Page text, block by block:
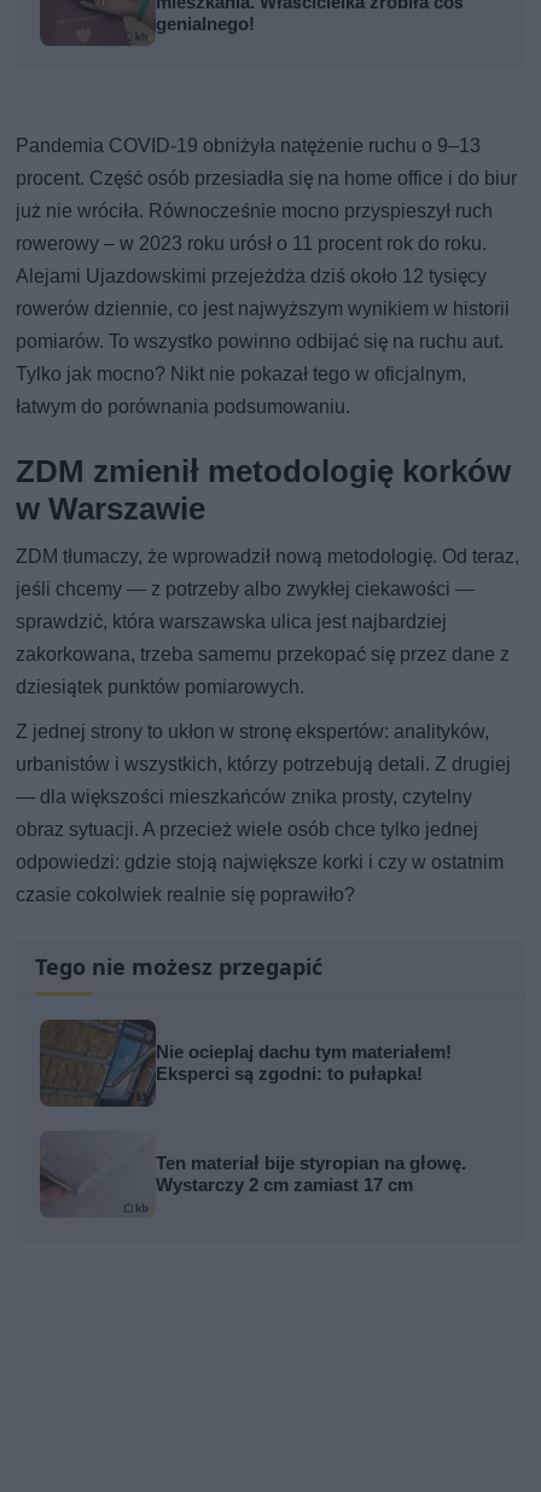
genialnego!
Pandemia COVID-19 obniżyła natężenie ruchu o 9–13
procent. Część osób przesiadła się na home office i do biur
już nie wróciła. Równocześnie mocno przyspieszył ruch
rowerowy – w 2023 roku urósł o 11 procent rok do roku.
Alejami Ujazdowskimi przejeżdża dziś około 12 tysięcy
rowerów dziennie, co jest najwyższym wynikiem w historii
pomiarów. To wszystko powinno odbijać się na ruchu aut.
Tylko jak mocno? Nikt nie pokazał tego w oficjalnym,
łatwym do porównania podsumowaniu.
ZDM zmienił metodologię korków
w Warszawie
ZDM tłumaczy, że wprowadził nową metodologię. Od teraz,
jeśli chcemy — z potrzeby albo zwykłej ciekawości —
sprawdzić, która warszawska ulica jest najbardziej
zakorkowana, trzeba samemu przekopać się przez dane z
dziesiątek punktów pomiarowych.
Z jednej strony to ukłon w stronę ekspertów: analityków,
urbanistów i wszystkich, którzy potrzebują detali. Z drugiej
— dla większości mieszkańców znika prosty, czytelny
obraz sytuacji. A przecież wiele osób chce tylko jednej
odpowiedzi: gdzie stoją największe korki i czy w ostatnim
czasie cokolwiek realnie się poprawiło?
Tego nie możesz przegapić
Nie ocieplaj dachu tym materiałem!
Eksperci są zgodni: to pułapka!
Ten materiał bije styropian na głowę.
Wystarczy 2 cm zamiast 17 cm